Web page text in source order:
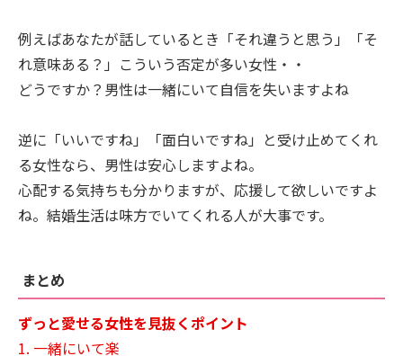
例えばあなたが話しているとき「それ違うと思う」「そ
れ意味ある？」こういう否定が多い女性・・
どうですか？男性は一緒にいて自信を失いますよね
逆に「いいですね」「面白いですね」と受け止めてくれ
る女性なら、男性は安心しますよね。
心配する気持ちも分かりますが、応援して欲しいですよ
ね。結婚生活は味方でいてくれる人が大事です。
まとめ
ずっと愛せる女性を見抜くポイント
1. 一緒にいて楽